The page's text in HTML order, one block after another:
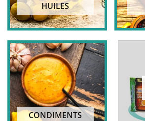
HUILES
CONDIMENTS